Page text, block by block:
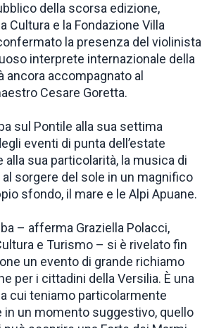
della scorsa edizione,
Cultura e la Fondazione Villa
la presenza del violinista
interprete internazionale della
ancora accompagnato al
Cesare Goretta.
sul Pontile alla sua settima
eventi di punta dell’estate
alla sua particolarità, la musica di
sorgere del sole in un magnifico
sfondo, il mare e le Alpi Apuane.
– afferma Graziella Polacci,
e Turismo – si è rivelato fin
un evento di grande richiamo
per i cittadini della Versilia. È una
cui teniamo particolarmente
in un momento suggestivo, quello